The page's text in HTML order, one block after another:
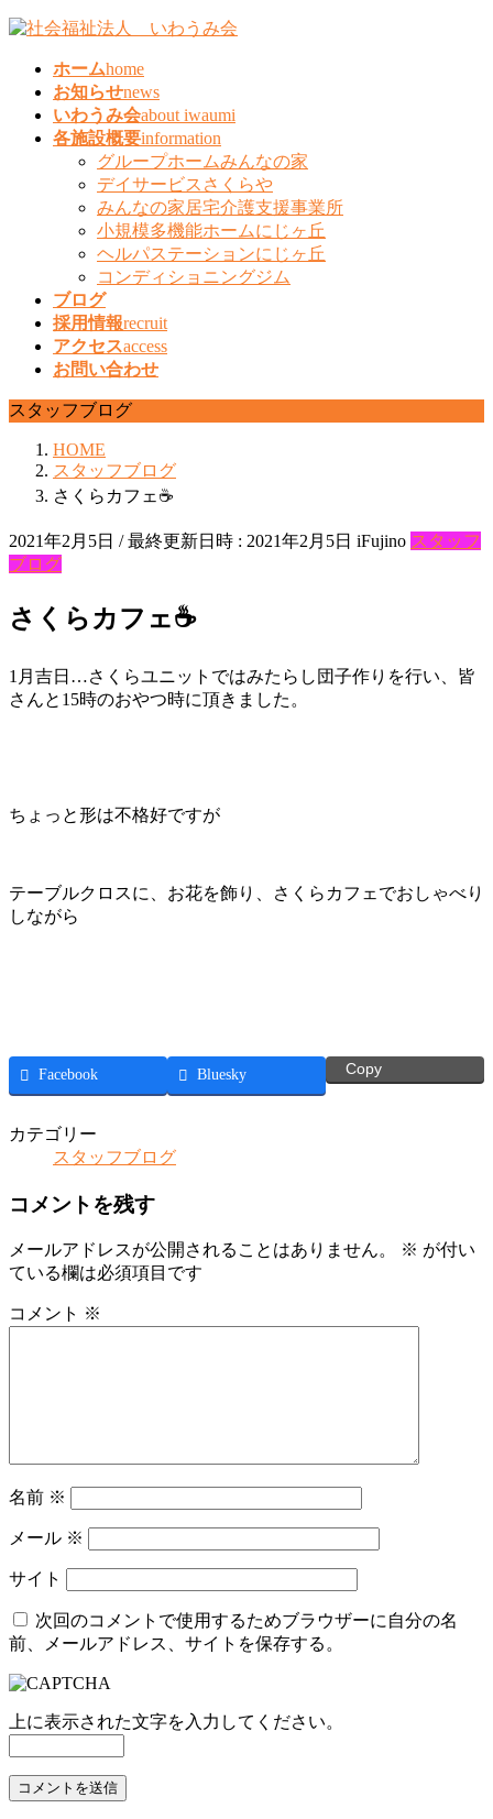
コ
ナ
ホームhome
お知らせnews
いわうみ会about iwaumi
各施設概要information
グループホームみんなの家
デイサービスさくらや
みんなの家居宅介護支援事業所
小規模多機能ホームにじヶ丘
ヘルパステーションにじヶ丘
コンディショニングジム
ブログ
採用情報recruit
アクセスaccess
お問い合わせ
スタッフブログ
HOME
スタッフブログ
さくらカフェ☕
2021年2月5日 / 最終更新日時 : 2021年2月5日 iFujino スタッフ
ブログ
さくらカフェ☕
1月吉日…さくらユニットではみたらし団子作りを行い、皆
さんと15時のおやつ時に頂きました。
ちょっと形は不格好ですが
テーブルクロスに、お花を飾り、さくらカフェでおしゃべり
しながら
Facebook Bluesky Copy
カテゴリー
スタッフブログ
コメントを残す
メールアドレスが公開されることはありません。 ※ が付い
ている欄は必須項目です
コメント ※
名前 ※
メール ※
サイト
次回のコメントで使用するためブラウザーに自分の名
前、メールアドレス、サイトを保存する。
上に表示された文字を入力してください。